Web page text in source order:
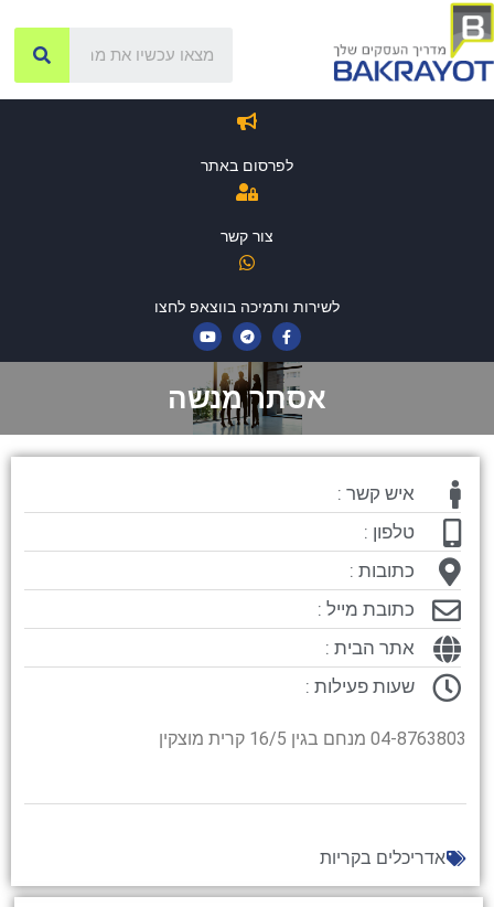
לפרסום באתר
צור קשר
לשירות ותמיכה בווצאפ לחצו
אסתר מנשה
איש קשר :
טלפון :
כתובות :
כתובת מייל :
אתר הבית :
שעות פעילות :
04-8763803 מנחם בגין 16/5 קרית מוצקין
אדריכלים בקריות